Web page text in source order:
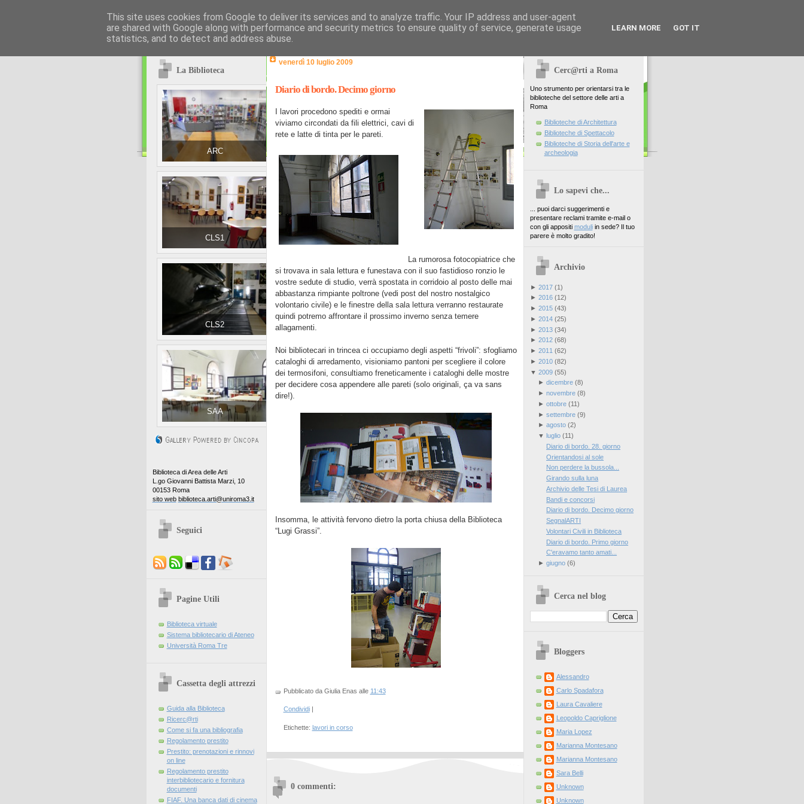
La Biblioteca
ARC
CLS1
CLS2
SAA
Biblioteca di Area delle Arti
L.go Giovanni Battista Marzi, 10
00153 Roma
sito web biblioteca.arti@uniroma3.it
Seguici
Pagine Utili
Biblioteca virtuale
Sistema bibliotecario di Ateneo
Università Roma Tre
Cassetta degli attrezzi
Guida alla Biblioteca
Ricerc@rti
Come si fa una bibliografia
Regolamento prestito
Prestito: prenotazioni e rinnovi
on line
Regolamento prestito
interbibliotecario e fornitura
documenti
FIAF. Una banca dati di cinema
venerdì 10 luglio 2009
Diario di bordo. Decimo giorno
I lavori procedono spediti e ormai
viviamo circondati da fili elettrici, cavi di
rete e latte di tinta per le pareti.
La rumorosa fotocopiatrice che
si trovava in sala lettura e funestava con il suo fastidioso ronzio le
vostre sedute di studio, verrà spostata in corridoio al posto delle mai
abbastanza rimpiante poltrone (vedi post del nostro nostalgico
volontario civile) e le finestre della sala lettura verranno restaurate
quindi potremo affrontare il prossimo inverno senza temere
allagamenti.
Noi bibliotecari in trincea ci occupiamo degli aspetti “frivoli”: sfogliamo
cataloghi di arredamento, visioniamo pantoni per scegliere il colore
dei termosifoni, consultiamo freneticamente i cataloghi delle mostre
per decidere cosa appendere alle pareti (solo originali, ça va sans
dire!).
Insomma, le attività fervono dietro la porta chiusa della Biblioteca
“Lugi Grassi”.
Pubblicato da Giulia Enas alle 11:43
Condividi
Etichette: lavori in corso
0 commenti:
Cerc@rti a Roma
Uno strumento per orientarsi tra le
biblioteche del settore delle arti a
Roma
Biblioteche di Architettura
Biblioteche di Spettacolo
Biblioteche di Storia dell'arte e
archeologia
Lo sapevi che...
... puoi darci suggerimenti e
presentare reclami tramite e-mail o
con gli appositi moduliin sede? Il tuo
parere è molto gradito!
Archivio
► 2017(1)
► 2016(12)
► 2015(43)
► 2014(25)
► 2013(34)
► 2012(68)
► 2011 (62)
► 2010(82)
▼ 2009(55)
► dicembre(8)
► novembre(8)
► ottobre(11)
► settembre(9)
► agosto(2)
▼ luglio(11)
Diario di bordo. 28. giorno
Orientandosi al sole
Non perdere la bussola...
Girando sulla luna
Archivio delle Tesi di Laurea
Bandi e concorsi
Diario di bordo. Decimo giorno
SegnalARTI
Volontari Civili in Biblioteca
Diario di bordo. Primo giorno
C'eravamo tanto amati...
► giugno(6)
Cerca nel blog
Bloggers
Alessandro
Carlo Spadafora
Laura Cavaliere
Leopoldo Capriglione
Maria Lopez
Marianna Montesano
Marianna Montesano
Sara Belli
Unknown
Unknown
This site uses cookies from Google to deliver its services and to analyze traffic. Your IP address and user-agent
are shared with Google along with performance and security metrics to ensure quality of service, generate usage
statistics, and to detect and address abuse.
LEARN MORE GOT IT